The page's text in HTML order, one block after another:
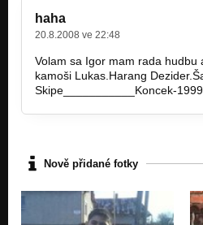
haha
20.8.2008 ve 22:48
Volam sa Igor mam rada hudbu
kamoši Lukas.Harang
Skipe___________Koncek-
Nově přidané fotky